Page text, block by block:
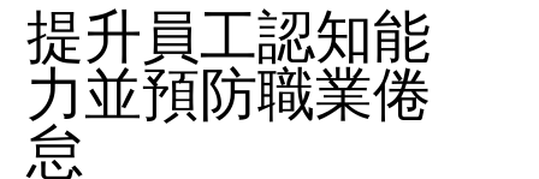
提升員工認知能
力並預防職業倦
怠